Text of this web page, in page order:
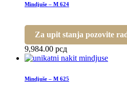
Mindjuše – M 624
Za upit stanja pozovite
9,984.00 рсд
Mindjuše – M 625